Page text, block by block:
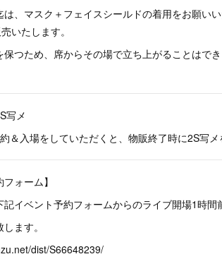
は、マスク＋フェイスシールドの着用をお願い
いたします。
保つため、席からその場で立ち上がることはで
写メ
＆入場をしていただくと、物販終了時に2S写メ
フォーム】
イベント予約フォームからのライブ開場1時間
ます。
dist/S66648239/